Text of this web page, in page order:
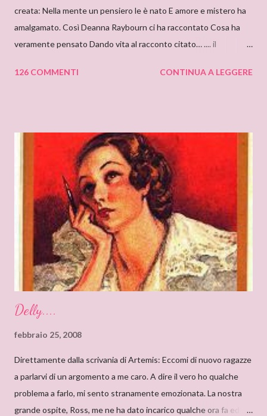
creata: Nella mente un pensiero le è nato E amore e mistero ha
amalgamato. Così Deanna Raybourn ci ha raccontato Cosa ha
veramente pensato Dando vita al racconto citato… .... il
RAYBOURN Ciao Deanna, posso solo iniziare dicendo che sono
molto affascinante, con un intreccio poderoso e
un’ambientazione suggestiva – una tenuta di campagna in
un’antica abbazia, niente meno! E mi ha ricordato i vecchi
romanzi gotici con così tanto mistero ed elementi
soprannaturali. Hi, Deanna, I can only start saying that I’m very
very proud to interview an author like you. I’ve just finished
reading “Silent in the Sanctuary”, and I’ve found it very
intriguing, with a ponderous plot and a sug...
126 COMMENTI CONTINUA A LEGGERE
Delly....
febbraio 25, 2008
Direttamente dalla scrivania di Artemis: Eccomi di nuovo ragazze
a parlarvi di un argomento a me caro. A dire il vero ho qualche
problema a farlo, mi sento stranamente emozionata. La nostra
grande ospite, Ross, me ne ha dato incarico qualche ora fa ed io,